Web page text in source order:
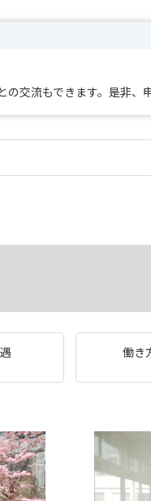
交流もできます。是非、
働き